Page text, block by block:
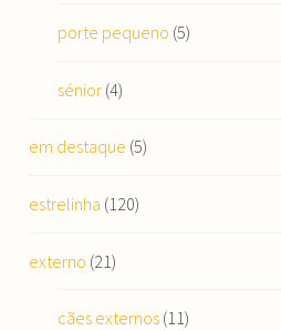
porte pequeno (5)
sénior(4)
em destaque (5)
estrelinha (120)
externo (21)
cães externos(11)